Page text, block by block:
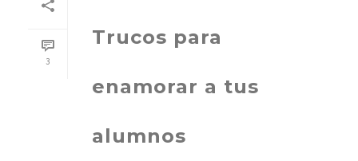
3
Trucos para
enamorar a tus
alumnos